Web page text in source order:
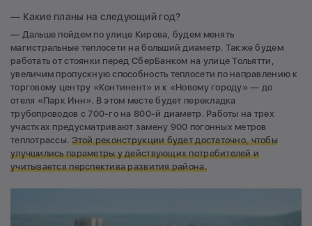
— Какие планы на следующий год?
— Дальше пойдем по улице Кирова, будем менять
магистральные теплосети на больший диаметр. Также будем
работать от стоянки перед СберБанком на улице Тольятти,
увеличим пропускную способность теплосети по направлению к
торговому центру «Континент» и к «Новому городу» — до
отеля «Парк Инн». В этом месте будет перекладка
трубопроводов с 700-го на 800-й диаметр. Работы на трех
участках предусматривают замену 900 погонных метров
теплотрассы. Этой реконструкции будет достаточно, чтобы
улучшились параметры у действующих потребителей и
учитывается перспектива развития района.